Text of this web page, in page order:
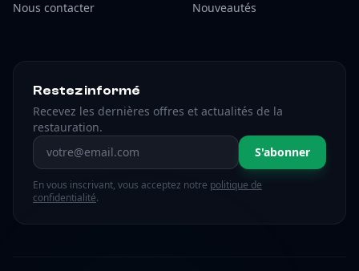
Nous contacter
Nouveautés
Restez informé
Recevez les dernières offres et actualités de la
restauration.
Adresse email S'abonner
En vous inscrivant, vous acceptez notre politique de
confidentialité.